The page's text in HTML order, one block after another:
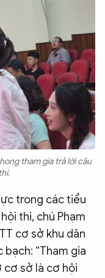
tham gia trả lời câu
trong các tiểu
thi, chú Phạm
cơ sở khu dân
“Tham gia
cơ sở là cơ hội